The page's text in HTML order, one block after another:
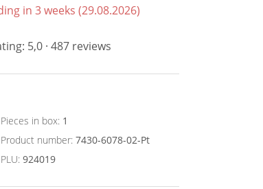
in 3 weeks (29.08.2026)
5,0 · 487 reviews
Pieces in box: 1
Product number: 7430-6078-02-Pt
PLU: 924019